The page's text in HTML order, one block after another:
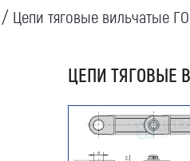
/ Цепи тяговые вильчатые
ЦЕПИ ТЯГОВЫЕ